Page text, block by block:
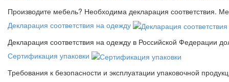
Производите мебель? Необходима декларация соответствия.
Декларация соответствия на одежду
Декларация соответствия на одежду в Российской Федерации
Сертификация упаковки
Требования к безопасности и эксплуатации упаковочной